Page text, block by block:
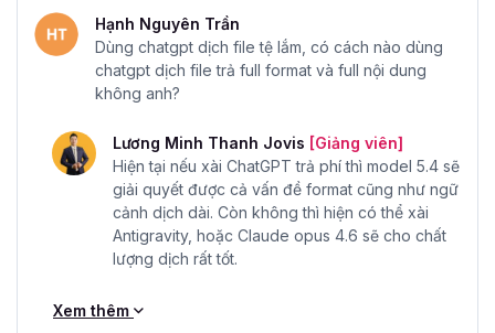
Hạnh Nguyên Trần
Dùng chatgpt dịch file tệ lắm, có cách nào dùng
chatgpt dịch file trả full format và full nội dung
không anh?
Lương Minh Thanh Jovis [Giảng viên]
Hiện tại nếu xài ChatGPT trả phí thì model 5.4 sẽ
giải quyết được cả vấn đề format cũng như ngữ
cảnh dịch dài. Còn không thì hiện có thể xài
Antigravity, hoặc Claude opus 4.6 sẽ cho chất
lượng dịch rất tốt.
Xem thêm